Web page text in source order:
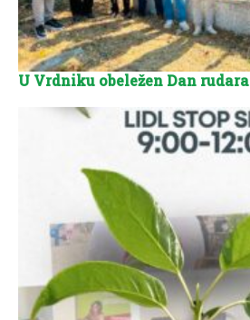
U Vrdniku obeležen Dan rudara